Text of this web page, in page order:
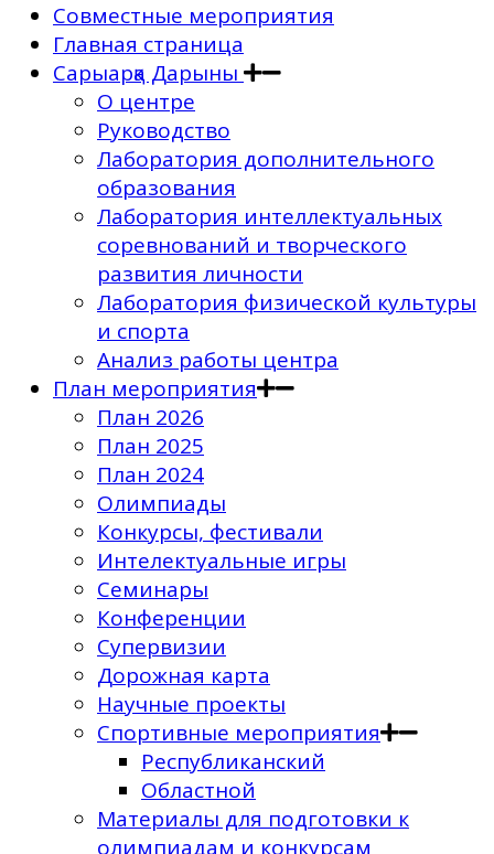
Совместные мероприятия
Главная страница
Сарыарқа Дарыны
О центре
Руководство
Лаборатория дополнительного
образования
Лаборатория интеллектуальных
соревнований и творческого
развития личности
Лаборатория физической культуры
и спорта
Анализ работы центра
План мероприятия
План 2026
План 2025
План 2024
Олимпиады
Конкурсы, фестивали
Интелектуальные игры
Семинары
Конференции
Супервизии
Дорожная карта
Научные проекты
Спортивные мероприятия
Республиканский
Областной
Материалы для подготовки к
олимпиадам и конкурсам